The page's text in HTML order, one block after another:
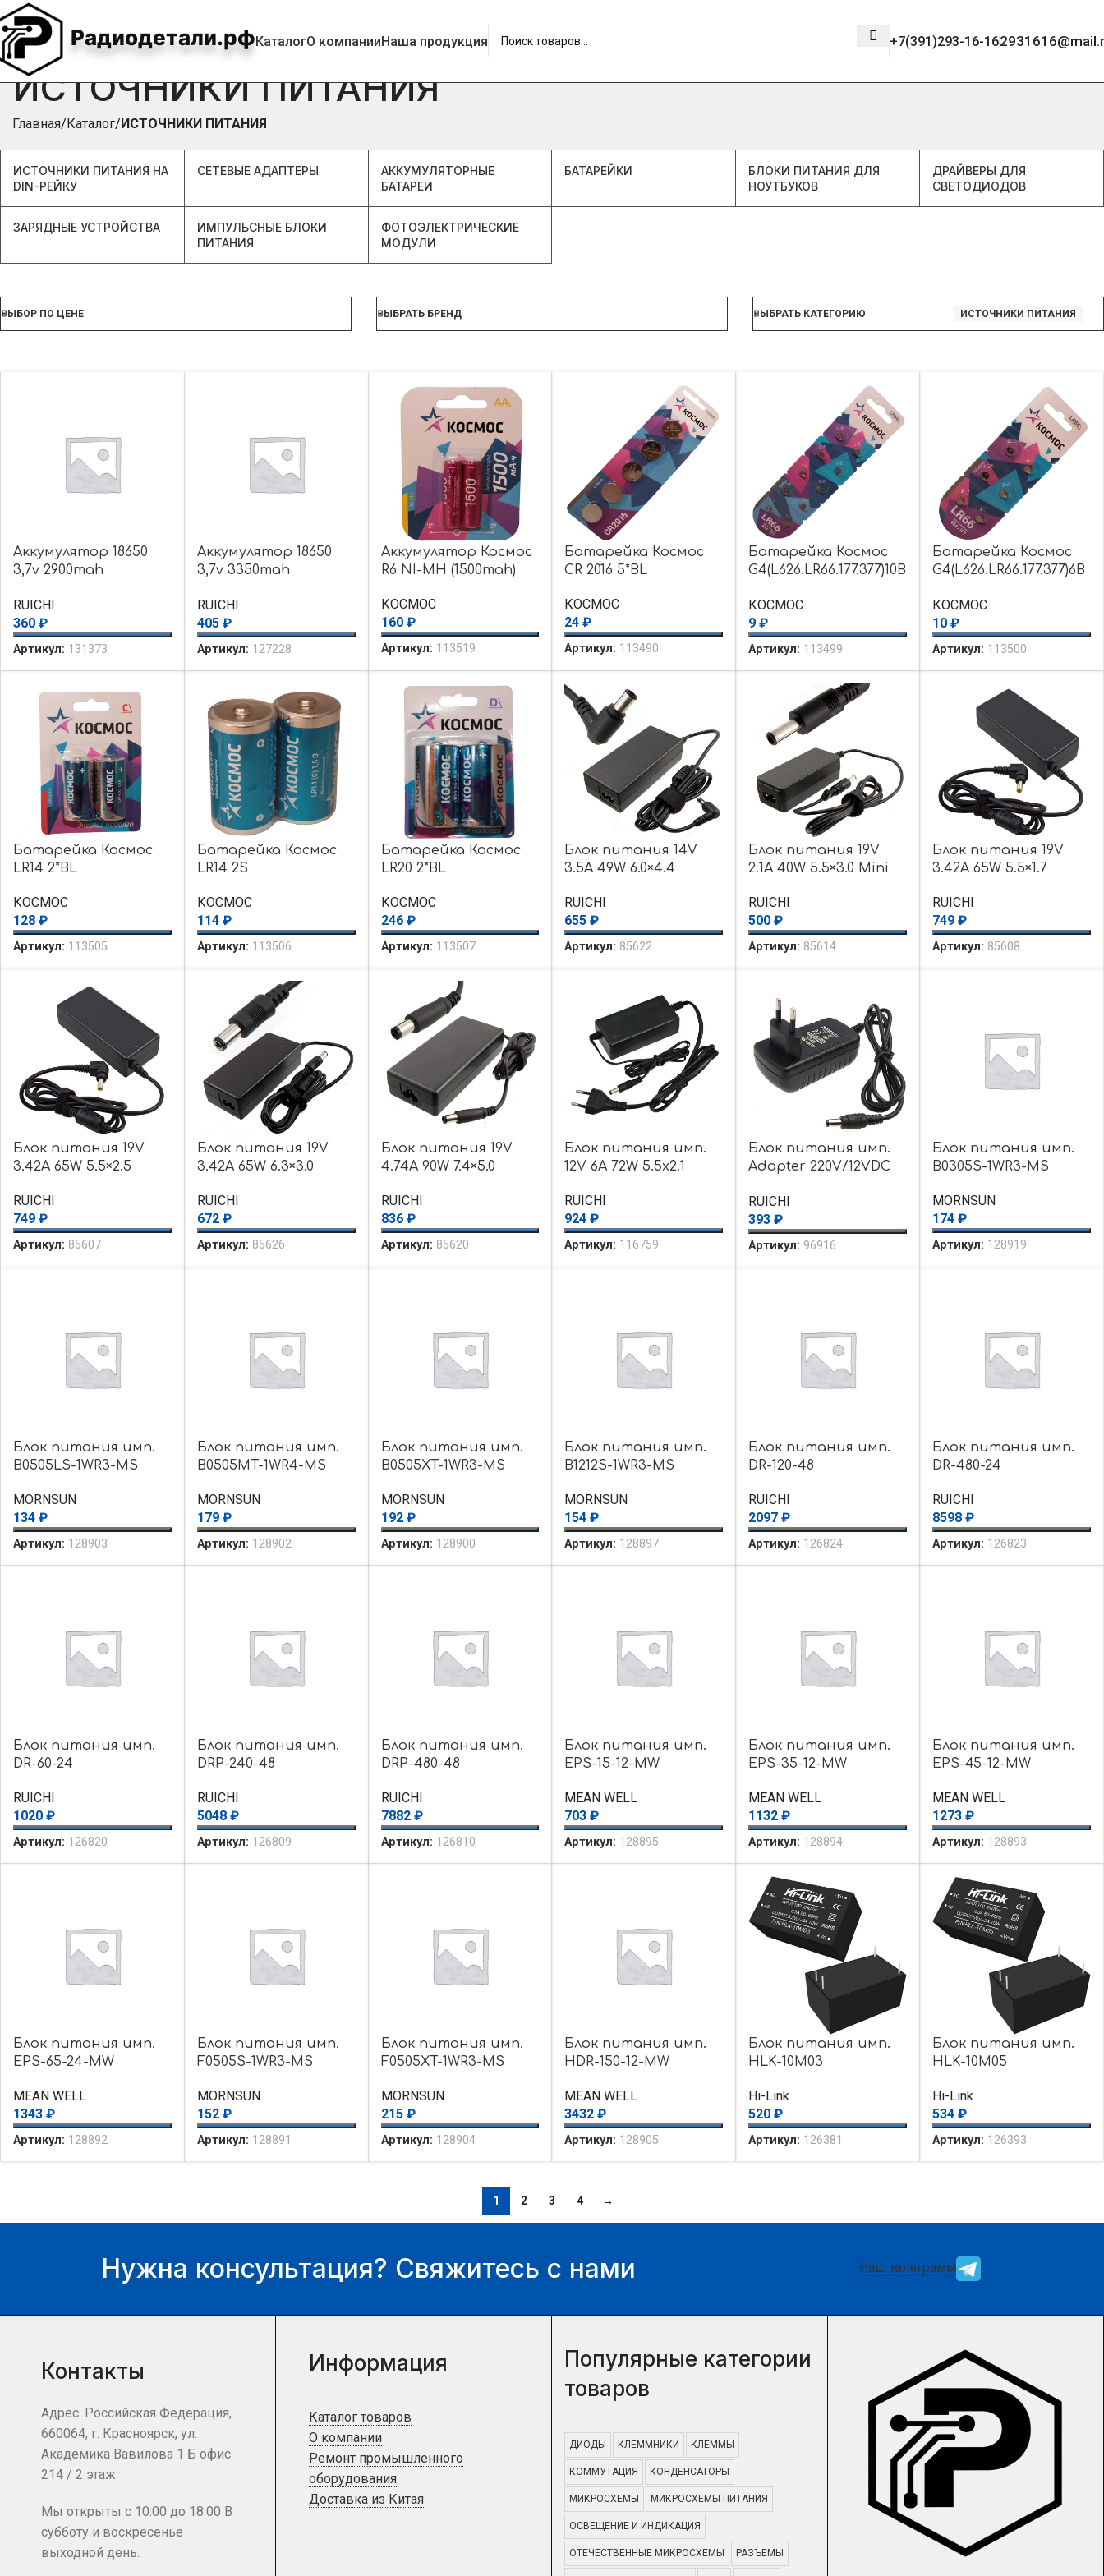
Радиодетали.рфКаталогО компанииНаша продукция +7(391)293-16-16
ИСТОЧНИКИ ПИТАНИЯ
Главная Каталог ИСТОЧНИКИ ПИТАНИЯ
ИСТОЧНИКИ ПИТАНИЯ НА
DIN-РЕЙКУ
СЕТЕВЫЕ АДАПТЕРЫ
АККУМУЛЯТОРНЫЕ
БАТАРЕИ
БАТАРЕЙКИ
БЛОКИ ПИТАНИЯ ДЛЯ
НОУТБУКОВ
ДРАЙВЕРЫ ДЛЯ
СВЕТОДИОДОВ
ЗАРЯДНЫЕ УСТРОЙСТВА
ИМПУЛЬСНЫЕ БЛОКИ
ПИТАНИЯ
ФОТОЭЛЕКТРИЧЕСКИЕ
МОДУЛИ
ВЫБОР ПО ЦЕНЕ ВЫБРАТЬ БРЕНД ВЫБРАТЬ КАТЕГОРИЮ ИСТОЧНИКИ ПИТАНИЯ
Аккумулятор 18650
3,7v 2900mah
RUICHI
360 ₽
Артикул: 131373
Аккумулятор 18650
3,7v 3350mah
RUICHI
405 ₽
Артикул: 127228
Аккумулятор Космос
R6 NI-MH (1500mah)
КОСМОС
160 ₽
Артикул: 113519
Батарейка Космос
CR 2016 5*BL
КОСМОС
24₽
Артикул: 113490
Батарейка Космос
G4(L626.LR66.177.377)10B
КОСМОС
9₽
Артикул: 113499
Батарейка Космос
G4(L626.LR66.177.377)6B
КОСМОС
10₽
Артикул: 113500
Батарейка Космос
LR14 2*BL
КОСМОС
128 ₽
Артикул: 113505
Батарейка Космос
LR14 2S
КОСМОС
114 ₽
Артикул: 113506
Батарейка Космос
LR20 2*BL
КОСМОС
246 ₽
Артикул: 113507
Блок питания 14V
3.5A 49W 6.0×4.4
RUICHI
655₽
Артикул: 85622
Блок питания 19V
2.1A 40W 5.5×3.0 Mini
RUICHI
500₽
Артикул: 85614
Блок питания 19V
3.42A 65W 5.5×1.7
RUICHI
749₽
Артикул: 85608
Блок питания 19V
3.42A 65W 5.5×2.5
RUICHI
749 ₽
Артикул: 85607
Блок питания 19V
3.42A 65W 6.3×3.0
RUICHI
672 ₽
Артикул: 85626
Блок питания 19V
4.74A 90W 7.4×5.0
RUICHI
836 ₽
Артикул: 85620
Блок питания имп.
12V 6А 72W 5.5х2.1
RUICHI
924₽
Артикул: 116759
Блок питания имп.
Adapter 220V/12VDC
RUICHI
393₽
Артикул: 96916
Блок питания имп.
B0305S-1WR3-MS
MORNSUN
174₽
Артикул: 128919
Блок питания имп.
B0505LS-1WR3-MS
MORNSUN
134 ₽
Артикул: 128903
Блок питания имп.
B0505MT-1WR4-MS
MORNSUN
179 ₽
Артикул: 128902
Блок питания имп.
B0505XT-1WR3-MS
MORNSUN
192 ₽
Артикул: 128900
Блок питания имп.
B1212S-1WR3-MS
MORNSUN
154₽
Артикул: 128897
Блок питания имп.
DR-120-48
RUICHI
2097₽
Артикул: 126824
Блок питания имп.
DR-480-24
RUICHI
8598₽
Артикул: 126823
Блок питания имп.
DR-60-24
RUICHI
1020 ₽
Артикул: 126820
Блок питания имп.
DRP-240-48
RUICHI
5048 ₽
Артикул: 126809
Блок питания имп.
DRP-480-48
RUICHI
7882 ₽
Артикул: 126810
Блок питания имп.
EPS-15-12-MW
MEAN WELL
703₽
Артикул: 128895
Блок питания имп.
EPS-35-12-MW
MEAN WELL
1132₽
Артикул: 128894
Блок питания имп.
EPS-45-12-MW
MEAN WELL
1273₽
Артикул: 128893
Блок питания имп.
EPS-65-24-MW
MEAN WELL
1343 ₽
Артикул: 128892
Блок питания имп.
F0505S-1WR3-MS
MORNSUN
152 ₽
Артикул: 128891
Блок питания имп.
F0505XT-1WR3-MS
MORNSUN
215 ₽
Артикул: 128904
Блок питания имп.
HDR-150-12-MW
MEAN WELL
3432₽
Артикул: 128905
Блок питания имп.
HLK-10M03
Hi-Link
520₽
Артикул: 126381
Блок питания имп.
HLK-10M05
Hi-Link
534₽
Артикул: 126393
1 2 3 4 →
Нужна консультация? Свяжитесь с нами Наш телеграмм
Контакты
Адрес: Российская Федерация,
660064, г. Красноярск, ул.
Академика Вавилова 1 Б офис
214 / 2 этаж
Мы открыты с 10:00 до 18:00 В
субботу и воскресенье
выходной день.
Информация
Каталог товаров
О компании
Ремонт промышленного
оборудования
Доставка из Китая
Популярные категории
товаров
ДИОДЫ КЛЕММНИКИ КЛЕММЫ
КОММУТАЦИЯ КОНДЕНСАТОРЫ
МИКРОСХЕМЫ МИКРОСХЕМЫ ПИТАНИЯ
ОСВЕЩЕНИЕ И ИНДИКАЦИЯ
ОТЕЧЕСТВЕННЫЕ МИКРОСХЕМЫ РАЗЪЕМЫ